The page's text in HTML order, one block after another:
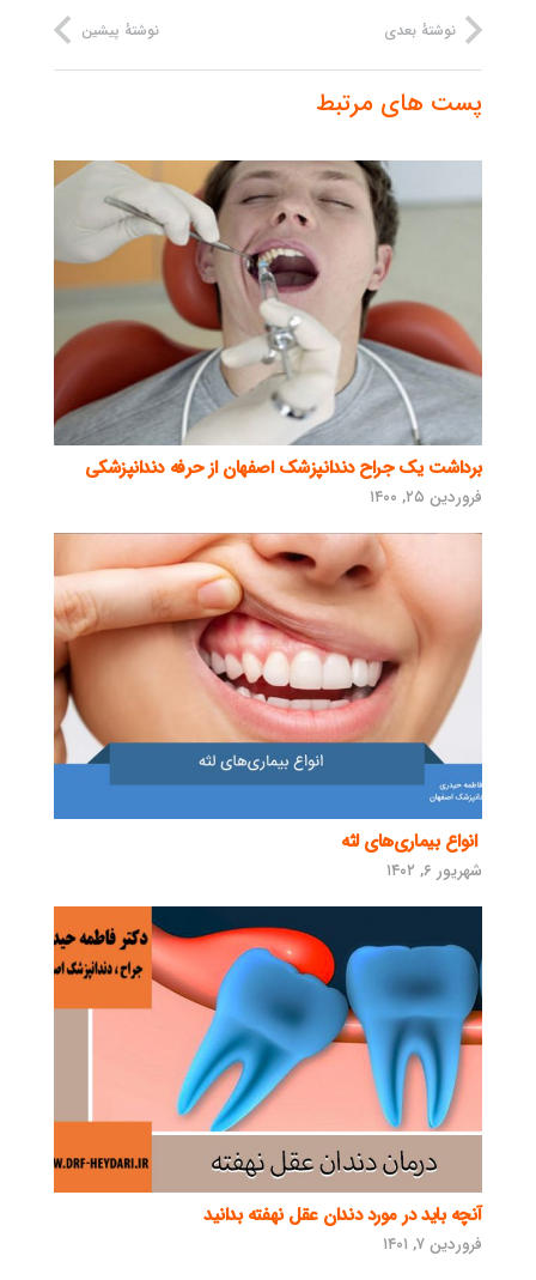
نوشتهٔ پیشین نوشتهٔ بعدی
پست های مرتبط
برداشت یک جراح دندانپزشک اصفهان از حرفه دندانپزشکی
فروردین ۲۵, ۱۴۰۰
انواع بیماری‌های لثه
شهریور ۶, ۱۴۰۲
آنچه باید در مورد دندان عقل نهفته بدانید
فروردین ۷, ۱۴۰۱